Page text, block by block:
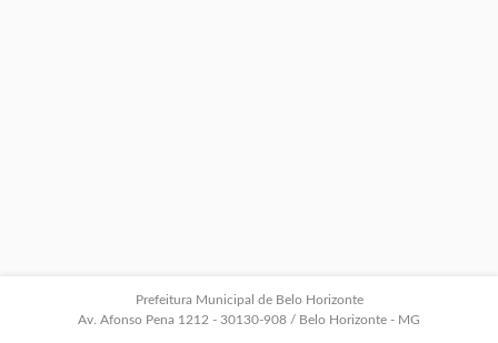
Prefeitura Municipal de Belo Horizonte
Av. Afonso Pena 1212 - 30130-908 / Belo Horizonte - MG